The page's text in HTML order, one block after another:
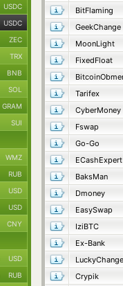
BitFlaming
GeekChange
MoonLight
FixedFloat
Tarifex
CyberMoney
Fswap
Go-Go
ECashExpert
BaksMan
Dmoney
EasySwap
IziBTC
Ex-Bank
LuckyChange
Crypik
USDC
USDC
ZEC
TRX
BNB
SOL
GRAM
SUI
WMZ
RUB
USD
USD
CNY
USD
RUB